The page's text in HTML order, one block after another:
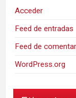
Acceder
Feed de entradas
Feed de
WordPress.org